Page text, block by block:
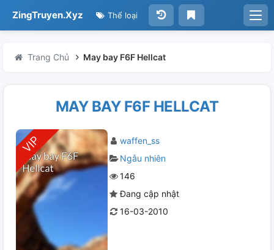
ZingTruyen.Xyz Thể loại
Trang Chủ May bay F6F Hellcat
MAY BAY F6F HELLCAT
waffen_ss
Ngẫu nhiên
146
Đang cập nhật
16-03-2010